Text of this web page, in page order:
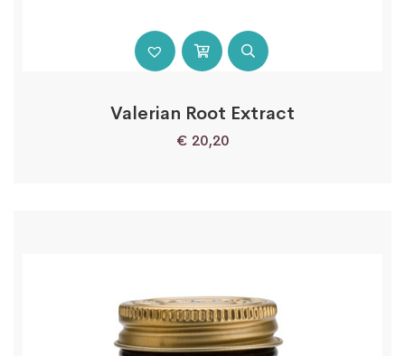
Valerian Root Extract
€ 20,20